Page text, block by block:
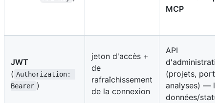
MCP
JWT
( Authorization:
Bearer )
jeton d'accès +
de
rafraîchissement
de la connexion
API
(projets,
analyses) —
données/